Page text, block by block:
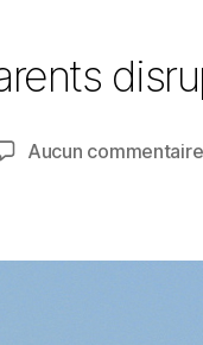
Aucun commentaire